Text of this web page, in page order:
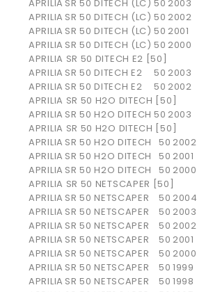
APRILIA SR 50 DITECH (LC) 50 2003
APRILIA SR 50 DITECH (LC) 50 2002
APRILIA SR 50 DITECH (LC) 50 2001
APRILIA SR 50 DITECH (LC) 50 2000
APRILIA SR 50 DITECH E2 [50]
APRILIA SR 50 DITECH E2 50 2003
APRILIA SR 50 DITECH E2 50 2002
APRILIA SR 50 H2O DITECH [50]
APRILIA SR 50 H2O DITECH 50 2003
APRILIA SR 50 H2O DITECH [50]
APRILIA SR 50 H2O DITECH 50 2002
APRILIA SR 50 H2O DITECH 50 2001
APRILIA SR 50 H2O DITECH 50 2000
APRILIA SR 50 NETSCAPER [50]
APRILIA SR 50 NETSCAPER 50 2004
APRILIA SR 50 NETSCAPER 50 2003
APRILIA SR 50 NETSCAPER 50 2002
APRILIA SR 50 NETSCAPER 50 2001
APRILIA SR 50 NETSCAPER 50 2000
APRILIA SR 50 NETSCAPER 50 1999
APRILIA SR 50 NETSCAPER 50 1998